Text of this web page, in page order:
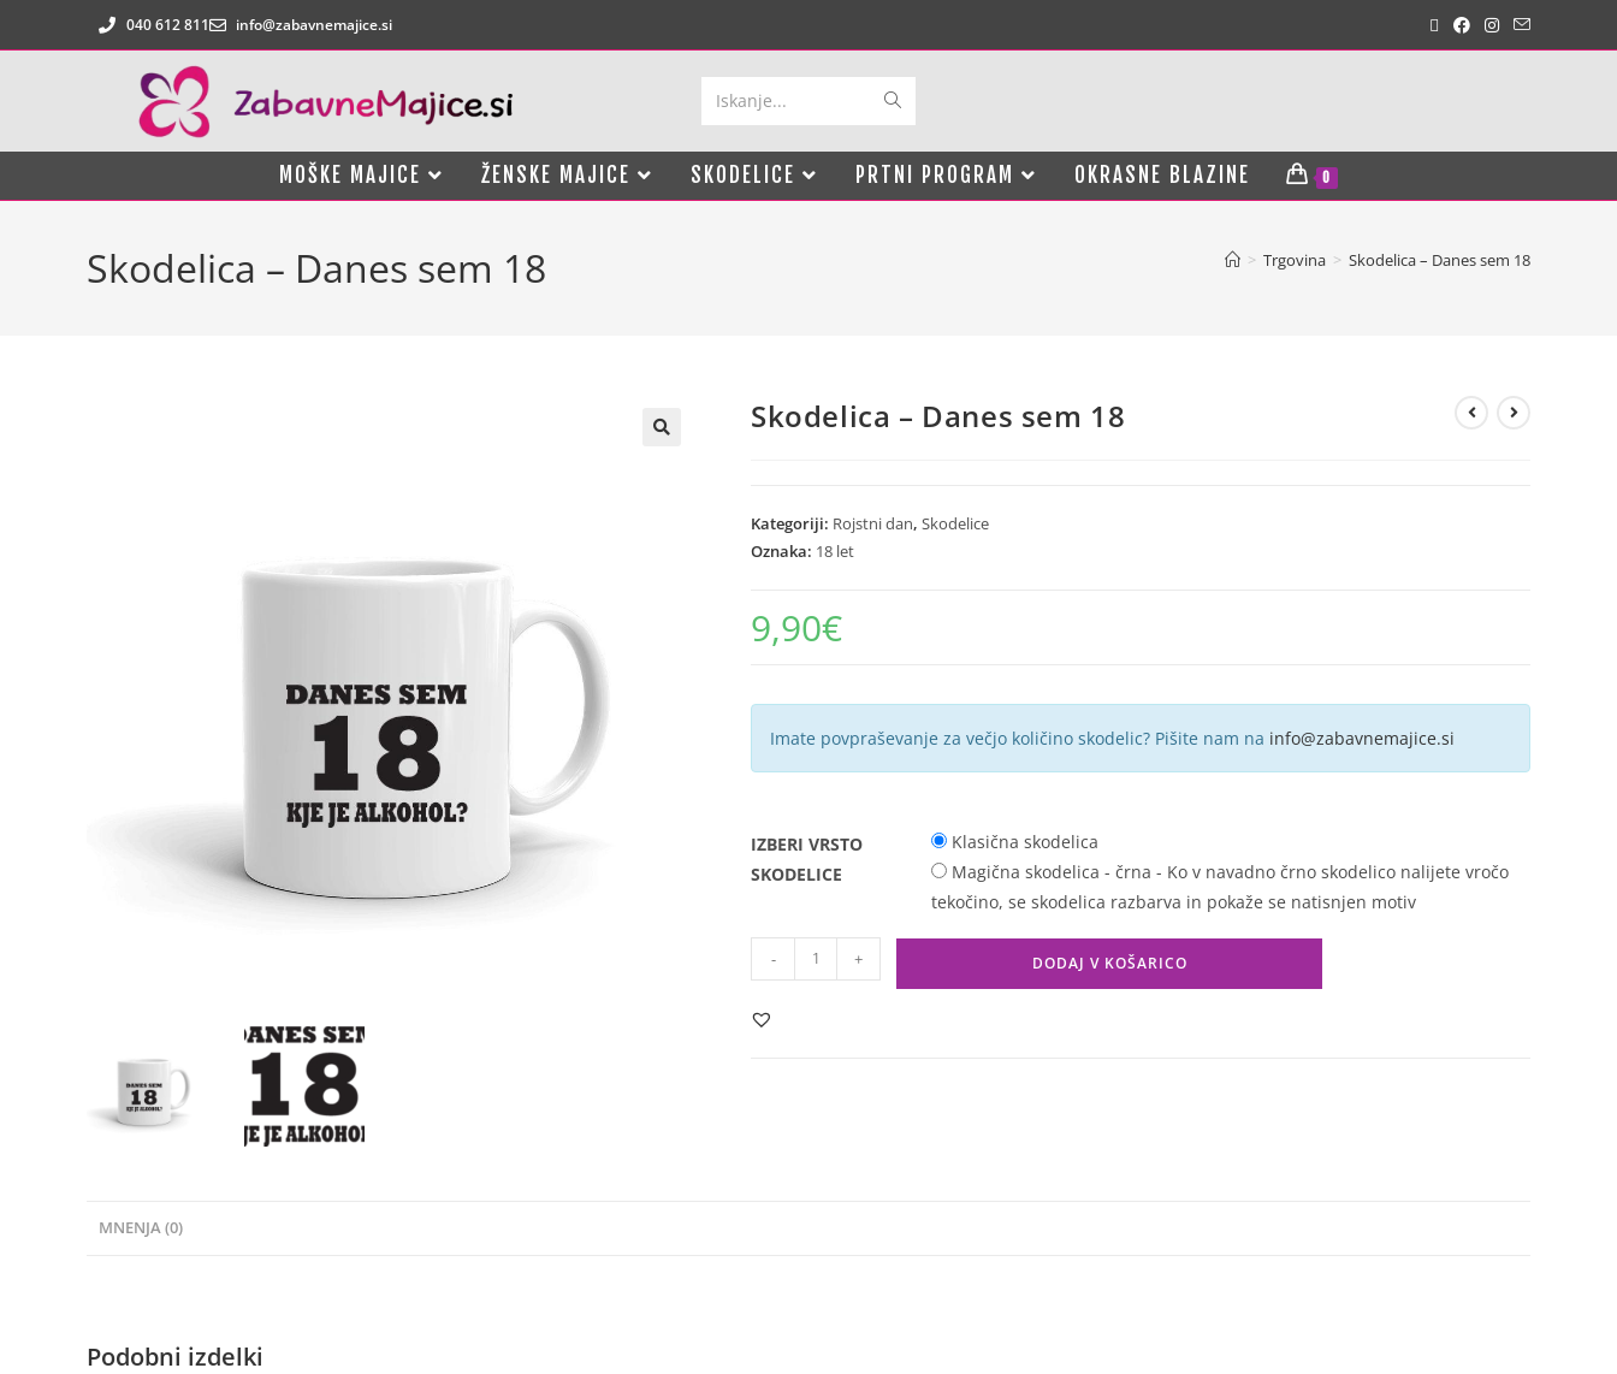
040 612 811 info@zabavnemajice.si
Iskanje...
MOŠKE MAJICE ŽENSKE MAJICE SKODELICE PRTNI PROGRAM OKRASNE BLAZINE 0
Skodelica – Danes sem 18 > Trgovina > Skodelica – Danes sem 18
Skodelica – Danes sem 18
Kategoriji: Rojstni dan, Skodelice
Oznaka: 18 let
9,90€
Imate povpraševanje za večjo količino skodelic? Pišite nam na info@zabavnemajice.si
IZBERI VRSTO
SKODELICE
Klasična skodelica
Magična skodelica - črna - Ko v navadno črno skodelico nalijete vročo
tekočino, se skodelica razbarva in pokaže se natisnjen motiv
- + DODAJ V KOŠARICO
MNENJA (0)
Podobni izdelki